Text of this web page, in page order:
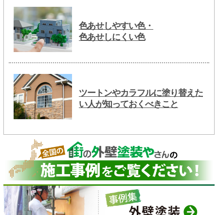
色あせしやすい色・
色あせしにくい色
ツートンやカラフルに塗り替えた
い人が知っておくべきこと